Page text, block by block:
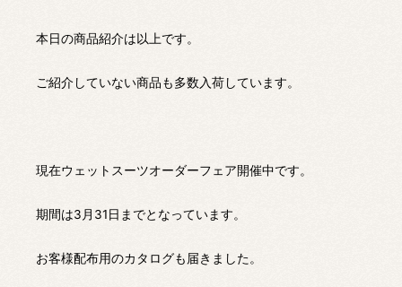
本日の商品紹介は以上です。
ご紹介していない商品も多数入荷しています。
現在ウェットスーツオーダーフェア開催中です。
期間は3月31日までとなっています。
お客様配布用のカタログも届きました。